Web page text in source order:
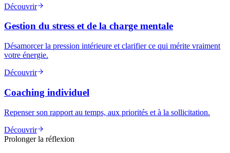
Découvrir
Gestion du stress et de la charge mentale
Désamorcer la pression intérieure et clarifier ce qui mérite vraiment
votre énergie.
Découvrir
Coaching individuel
Repenser son rapport au temps, aux priorités et à la sollicitation.
Découvrir
Prolonger la réflexion